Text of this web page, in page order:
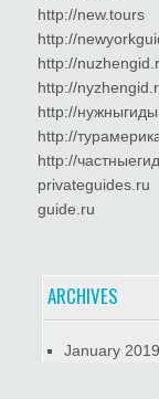
http://
http://
http://
http://
http://
http://
http://
guide.ru
ARCHIVES
January 2019